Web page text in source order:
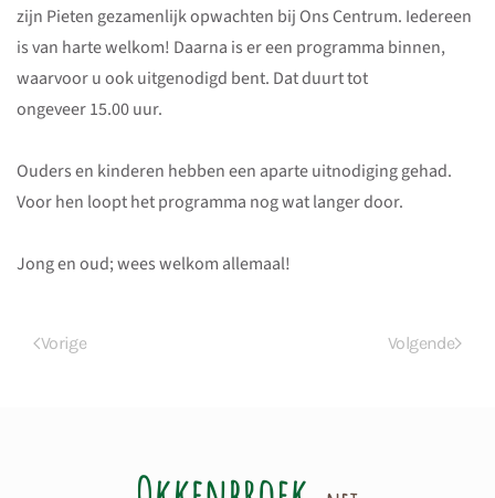
zijn Pieten gezamenlijk opwachten bij Ons Centrum. Iedereen
is van harte welkom! Daarna is er een programma binnen,
waarvoor u ook uitgenodigd bent. Dat duurt tot
ongeveer 15.00 uur.
Ouders en kinderen hebben een aparte uitnodiging gehad.
Voor hen loopt het programma nog wat langer door.
Jong en oud; wees welkom allemaal!
Vorige Volgende